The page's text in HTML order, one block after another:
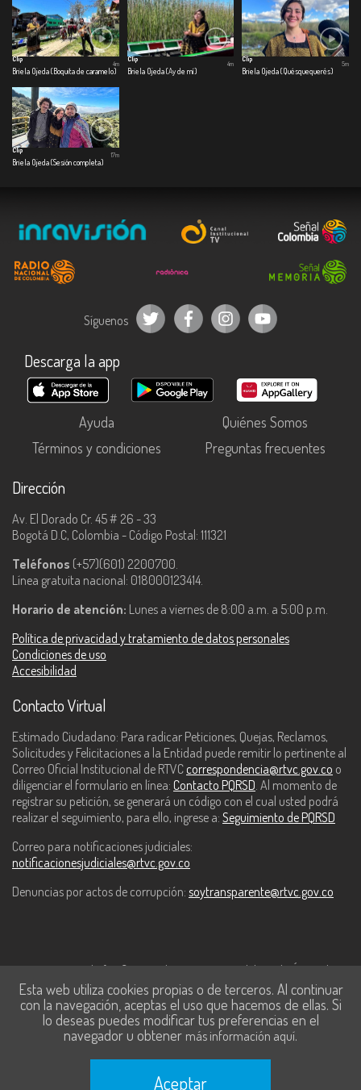
Clip
Briela Ojeda (Boquita de caramelo)
4m
Clip
Briela Ojeda (Ay de mí)
4m
Clip
Briela Ojeda (Quésquequerés)
5m
Clip
Briela Ojeda (Sesión completa)
17m
Síguenos
Descarga la app
Ayuda
Quiénes Somos
Términos y condiciones
Preguntas frecuentes
Dirección
Av. El Dorado Cr. 45 # 26 - 33
Bogotá D.C, Colombia - Código Postal: 111321
Teléfonos (+57)(601) 2200700.
Línea gratuita nacional: 018000123414.
Horario de atención: Lunes a viernes de 8:00 a.m. a 5:00 p.m.
Política de privacidad y tratamiento de datos personales
Condiciones de uso
Accesibilidad
Contacto Virtual
Estimado Ciudadano: Para radicar Peticiones, Quejas, Reclamos,
Solicitudes y Felicitaciones a la Entidad puede remitir lo pertinente al
Correo Oficial Institucional de RTVC correspondencia@rtvc.gov.co o
diligenciar el formulario en línea: Contacto PQRSD . Al momento de
registrar su petición, se generará un código con el cual usted podrá
realizar el seguimiento, para ello, ingrese a: Seguimiento de PQRSD
Correo para notificaciones judiciales:
notificacionesjudiciales@rtvc.gov.co
Denuncias por actos de corrupción: soytransparente@rtvc.gov.co
Este contenido fue financiado con recursos del Fondo Único de
Tecnologías de la Información y las Comunicaciones de MinTic.
Esta web utiliza cookies propias o de terceros. Al continuar
con la navegación, aceptas el uso que hacemos de ellas. Si
lo deseas puedes modificar tus preferencias en el
navegador u obtener más información aquí.
Aceptar